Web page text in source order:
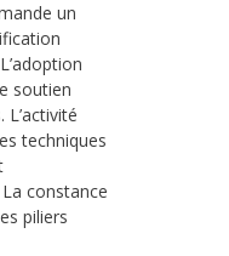
un
soutien
techniques
constance
piliers